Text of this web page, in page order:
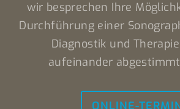
wir besprechen Ihre
Durchführung einer
Diagnostik und
aufeinander
ONLINE-